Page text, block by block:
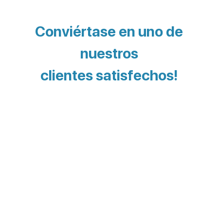
Conviértase en uno de
nuestros
clientes satisfechos!